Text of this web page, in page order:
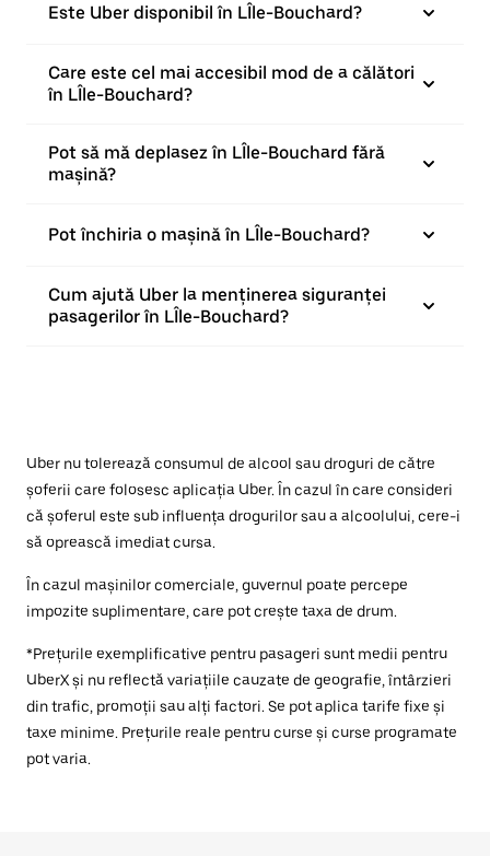
Este Uber disponibil în LÎle-Bouchard?
Care este cel mai accesibil mod de a călători
în LÎle-Bouchard?
Pot să mă deplasez în LÎle-Bouchard fără
mașină?
Pot închiria o mașină în LÎle-Bouchard?
Cum ajută Uber la menținerea siguranței
pasagerilor în LÎle-Bouchard?
Uber nu tolerează consumul de alcool sau droguri de către
șoferii care folosesc aplicația Uber. În cazul în care consideri
că șoferul este sub influența drogurilor sau a alcoolului, cere-i
să oprească imediat cursa.
În cazul mașinilor comerciale, guvernul poate percepe
impozite suplimentare, care pot crește taxa de drum.
*Prețurile exemplificative pentru pasageri sunt medii pentru
UberX și nu reflectă variațiile cauzate de geografie, întârzieri
din trafic, promoții sau alți factori. Se pot aplica tarife fixe și
taxe minime. Prețurile reale pentru curse și curse programate
pot varia.